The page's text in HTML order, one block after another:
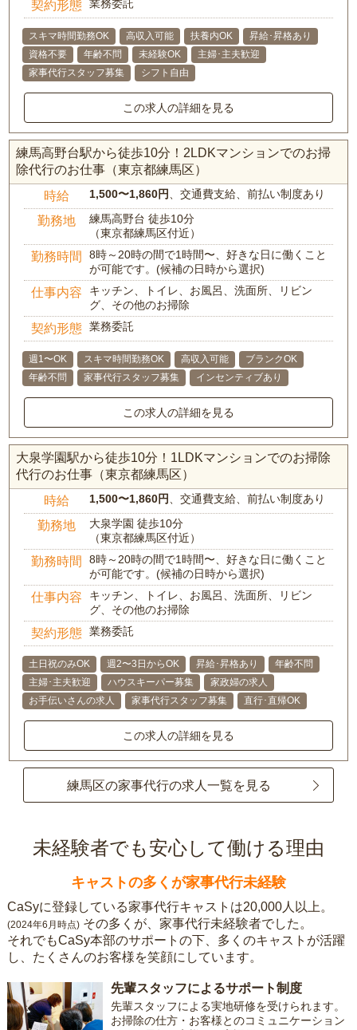
契約形態 業務委託
スキマ時間勤務OK 高収入可能 扶養内OK
昇給･昇格あり
資格不要
年齢不問 未経験OK
主婦･主夫歓迎
家事代行スタッフ募集
シフト自由
この求人の詳細を見る
練馬高野台駅から徒歩10分！2LDKマンションでのお掃
除代行のお仕事（東京都練馬区）
時給 1,500〜1,860円 、交通費支給、前払い制度あり
勤務地
練馬高野台 徒歩10分
（東京都練馬区付近）
勤務時間
8時～20時の間で1時間〜、好きな日に働くこと
が可能です。(候補の日時から選択)
仕事内容
キッチン、トイレ、お風呂、洗面所、リビン
グ、その他のお掃除
契約形態 業務委託
週1〜OK スキマ時間勤務OK 高収入可能
ブランクOK
年齢不問
家事代行スタッフ募集 インセンティブあり
この求人の詳細を見る
大泉学園駅から徒歩10分！1LDKマンションでのお掃除
代行のお仕事（東京都練馬区）
時給 1,500〜1,860円 、交通費支給、前払い制度あり
勤務地
大泉学園 徒歩10分
（東京都練馬区付近）
勤務時間
8時～20時の間で1時間〜、好きな日に働くこと
が可能です。(候補の日時から選択)
仕事内容
キッチン、トイレ、お風呂、洗面所、リビン
グ、その他のお掃除
契約形態 業務委託
土日祝のみOK 週2〜3日からOK 昇給･昇格あり
年齢不問
主婦･主夫歓迎
ハウスキーパー募集
家政婦の求人
お手伝いさんの求人
家事代行スタッフ募集 直行･直帰OK
この求人の詳細を見る
練馬区の家事代行の求人一覧を見る
未経験者でも安心して働ける理由
キャストの多くが家事代行未経験
CaSyに登録している家事代行キャストは20,000人以上。
(2024年6月時点) その多くが、家事代行未経験者でした。
それでもCaSy本部のサポートの下、多くのキャストが活躍
し、たくさんのお客様を笑顔にしています。
先輩スタッフによるサポート制度
先輩スタッフによる実地研修を受けられます。
お掃除の仕方・お客様とのコミュニケーション